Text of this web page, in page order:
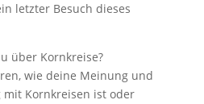
letzter Besuch dieses
über Kornkreise?
wie deine Meinung und
Kornkreisen ist oder